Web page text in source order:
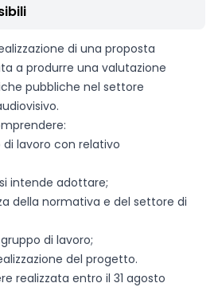
di una proposta
a produrre una valutazione
pubbliche nel settore
lavoro con relativo
intende adottare;
della normativa e del settore di
di lavoro;
del progetto.
realizzata entro il 31 agosto